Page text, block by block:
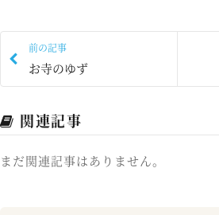
前の記事
お寺のゆず
関連記事
まだ関連記事はありません。